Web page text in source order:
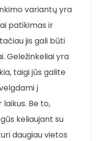
variantų yra
patikimas ir
jis gali būti
Geležinkeliai yra
taigi jūs galite
į
Be to,
keliaujant su
daugiau vietos